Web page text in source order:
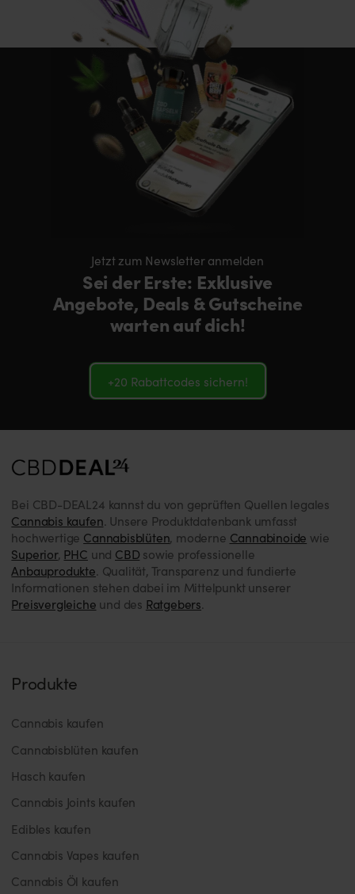
Jetzt zum Newsletter anmelden
Sei der Erste: Exklusive
Angebote, Deals & Gutscheine
warten auf dich!
+20 Rabattcodes sichern!
Bei CBD-DEAL24 kannst du von geprüften Quellen legales
Cannabis kaufen. Unsere Produktdatenbank umfasst
hochwertige Cannabisblüten, moderne Cannabinoide wie
Superior, PHC und CBD sowie professionelle
Anbauprodukte. Qualität, Transparenz und fundierte
Informationen stehen dabei im Mittelpunkt unserer
Preisvergleiche und des Ratgebers.
Produkte
Cannabis kaufen
Cannabisblüten kaufen
Hasch kaufen
Cannabis Joints kaufen
Edibles kaufen
Cannabis Vapes kaufen
Cannabis Öl kaufen